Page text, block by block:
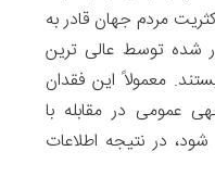
مردم جهان قادر به
شده توسط عالی ترین
معمولاً این فقدان
عمومی در مقابله با
در نتیجه اطلاعات